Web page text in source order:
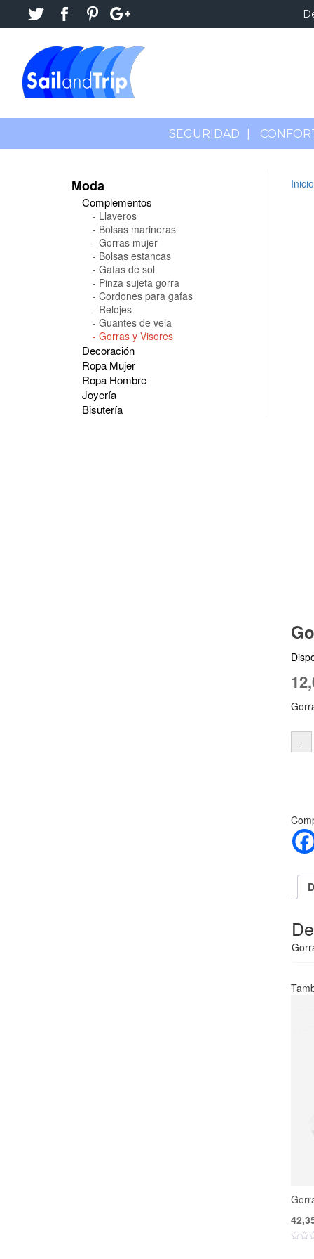
SEGURIDAD
Inicio
Moda
Complementos
Llaveros
Bolsas marineras
Gorras mujer
Bolsas estancas
Gafas de sol
Pinza sujeta gorra
Cordones para gafas
Relojes
Guantes de vela
Gorras y Visores
Decoración
Ropa Mujer
Ropa Hombre
Joyería
Bisutería